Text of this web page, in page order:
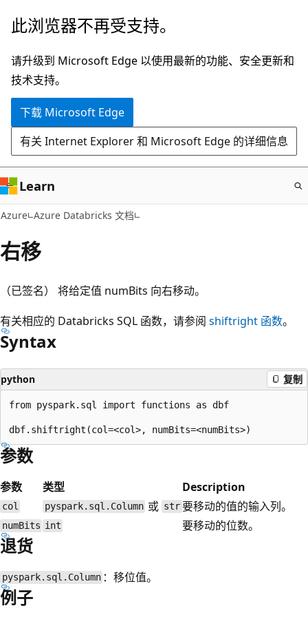
跳
主
要
内
此浏览器不再受支持。
请升级到 Microsoft Edge 以使用最新的功能、安全更新和
技术支持。
下载 Microsoft Edge
有关 Internet Explorer 和 Microsoft Edge 的详细信息
Learn
Azure Azure Databricks 文档
右移
（已签名） 将给定值 numBits 向右移动。
有关相应的 Databricks SQL 函数，请参阅 shiftright 函数。
Syntax
python 复制
from pyspark.sql import functions as dbf
参数
参数 类型 Description
col pyspark.sql.Column 或 str要移动的值的输入列。
numBits int 要移动的位数。
退货
pyspark.sql.Column ：移位值。
例子